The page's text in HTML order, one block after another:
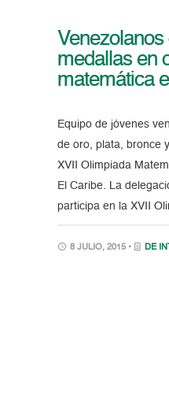
Venezolanos
medallas en
matemática
Equipo de jóvenes
de oro, plata, bronce
XVII Olimpiada
El Caribe. La
participa en la XVII
8 JULIO, 2015 • DE